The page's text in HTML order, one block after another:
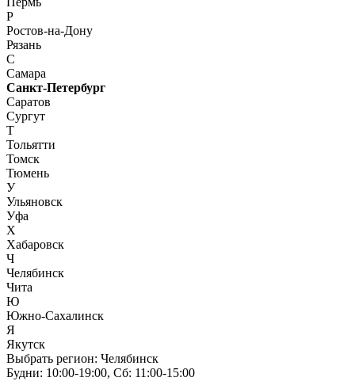
Р
Ростов-на-Дону
Рязань
С
Самара
Санкт-Петербург
Саратов
Сургут
Т
Тольятти
Томск
Тюмень
У
Ульяновск
Уфа
Х
Хабаровск
Ч
Челябинск
Чита
Ю
Южно-Сахалинск
Я
Якутск
Выбрать регион: Челябинск
Будни: 10:00‑19:00, Сб: 11:00‑15:00